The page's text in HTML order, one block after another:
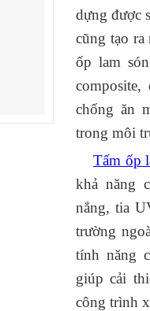
dựng được
cũng tạo
ốp lam
chống ăn
trong môi
Tấm ốp
khả năng
nắng, tia
trường
tính năng
giúp cải
công trình